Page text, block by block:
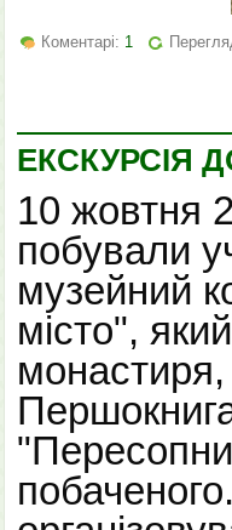
Коментарі: 1
ЕКСКУРСІЯ
10 жовтня
побували
музейний
місто",